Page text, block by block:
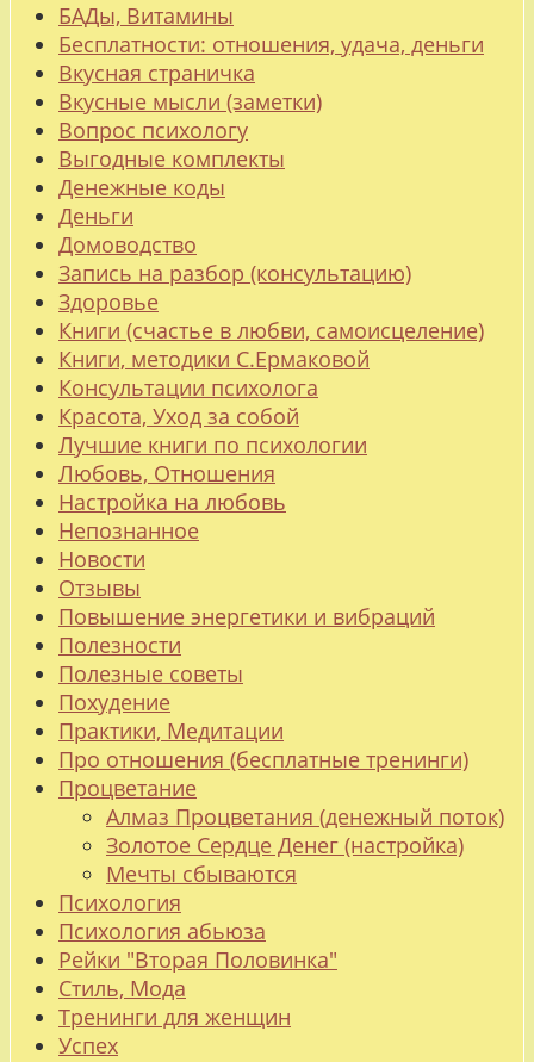
БАДы, Витамины
Бесплатности: отношения, удача, деньги
Вкусная страничка
Вкусные мысли (заметки)
Вопрос психологу
Выгодные комплекты
Денежные коды
Деньги
Домоводство
Запись на разбор (консультацию)
Здоровье
Книги (счастье в любви, самоисцеление)
Книги, методики С.Ермаковой
Консультации психолога
Красота, Уход за собой
Лучшие книги по психологии
Любовь, Отношения
Настройка на любовь
Непознанное
Новости
Отзывы
Повышение энергетики и вибраций
Полезности
Полезные советы
Похудение
Практики, Медитации
Про отношения (бесплатные тренинги)
Процветание
Алмаз Процветания (денежный поток)
Золотое Сердце Денег (настройка)
Мечты сбываются
Психология
Психология абьюза
Рейки "Вторая Половинка"
Стиль, Мода
Тренинги для женщин
Успех